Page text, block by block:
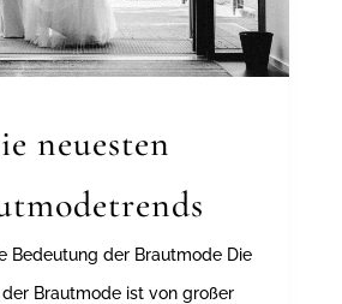
neuesten
Bedeutung der Brautmode Die
Brautmode ist von großer